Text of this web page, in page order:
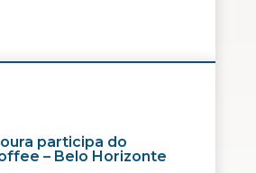
participa do
– Belo Horizonte